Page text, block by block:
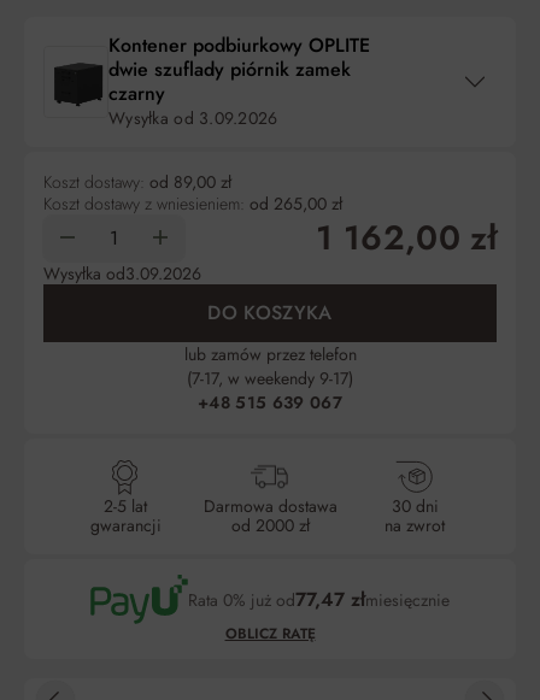
Kontener podbiurkowy OPLITE
dwie szuflady piórnik zamek
czarny
Wysyłka od 3.09.2026
Koszt dostawy: od 89,00 zł
Koszt dostawy z wniesieniem: od 265,00 zł
1 162,00 zł
Wysyłka od3.09.2026
DO KOSZYKA
lub zamów przez telefon
(7-17, w weekendy 9-17)
+48 515 639 067
2-5 lat
gwarancji
Darmowa dostawa
od 2000 zł
30 dni
na zwrot
Rata 0% już od77,47 złmiesięcznie
OBLICZ RATĘ